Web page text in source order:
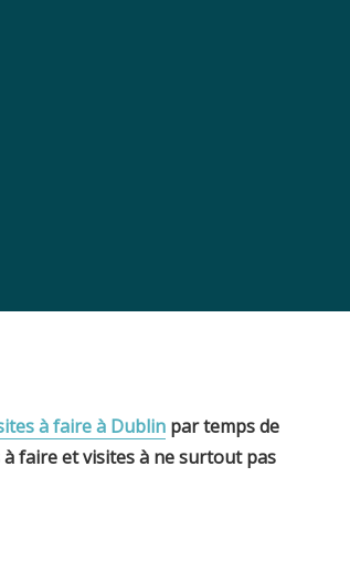
à faire à Dublin par temps de
faire et visites à ne surtout pas